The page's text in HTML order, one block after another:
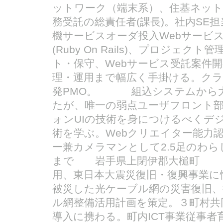
ットワーク（端末系）、住基ネッ
務受託の総責任者(課長)。社内SE
機サービスオーダ投入Webサービ
(Ruby On Rails)、プロジェクト管
ト・保守、Webサービス受託案件
理・運用まで幅広く手掛ける。ク
発PMO。 組込システムから大
たが、唯一の弱点ユーザフロント
ォンUIの技術を身につけるべくデ
術を学ぶ。Webクリエイター能力
ー兼カメラマンとして2.5足のわら
まで 岩手県上閉伊郡大槌町 －
用、東日本大震災復旧・復興事業
被災した光ケーブル網の災害復旧
ル網整備活用計画を策定。３町村
導入に携わる。町内ICT事業従事者